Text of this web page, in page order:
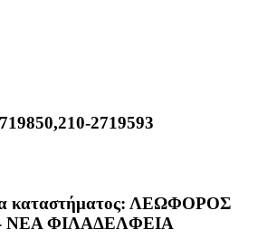
2719593
καταστήματος: ΛΕΩΦΟΡΟΣ
ΝΕΑ ΦΙΛΑΔΕΛΦΕΙΑ